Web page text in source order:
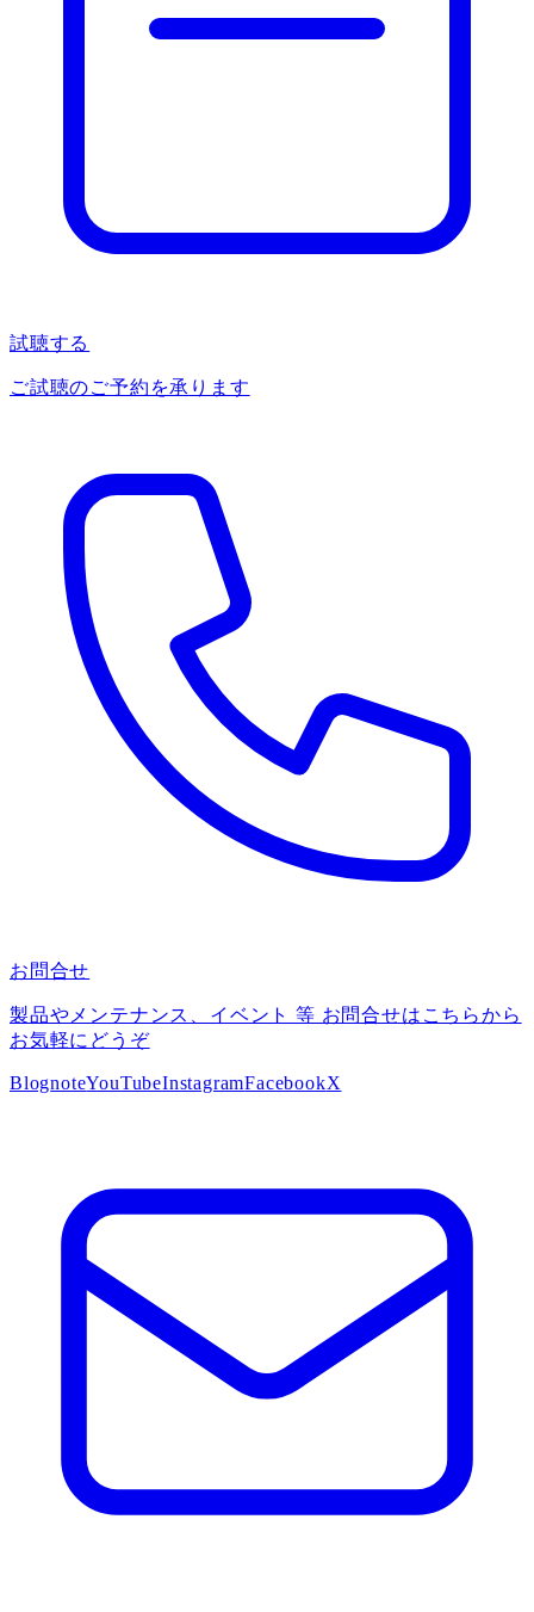
試聴する
ご試聴のご予約を承ります
お問合せ
製品やメンテナンス、イベント 等 お問合せはこちらから
お気軽にどうぞ
BlognoteYouTubeInstagramFacebookX